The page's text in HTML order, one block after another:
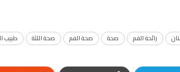
رائحة الفم صحة صحة الفم صحة اللثة
طبيب